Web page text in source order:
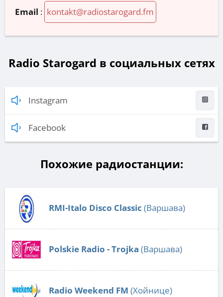
Email : kontakt@radiostarogard.fm
Radio Starogard в социальных сетях
Instagram
Facebook
Похожие радиостанции:
RMI-Italo Disco Classic (Варшава)
Polskie Radio - Trojka (Варшава)
Radio Weekend FM (Хойнице)